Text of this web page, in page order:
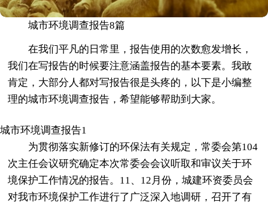
城市环境调查报告8篇
在我们平凡的日常里，报告使用的次数愈发增长，
我们在写报告的时候要注意涵盖报告的基本要素。我敢
肯定，大部分人都对写报告很是头疼的，以下是小编整
理的城市环境调查报告，希望能够帮助到大家。
城市环境调查报告1
为贯彻落实新修订的环保法有关规定，常委会第104
次主任会议研究确定本次常委会会议听取和审议关于环
境保护工作情况的报告。11、12月份，城建环资委员会
对我市环境保护工作进行了广泛深入地调研，召开了有